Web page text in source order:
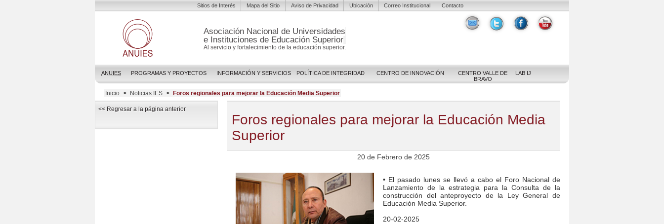
Asociación Nacional de Universidades
e Instituciones de Educación Superior
Al servicio y fortalecimiento de la educación superior.
ANUIES PROGRAMAS Y PROYECTOS INFORMACIÓN Y SERVICIOS POLÍTICA DE INTEGRIDAD CENTRO DE INNOVACIÓN
CENTRO VALLE DE
BRAVO
LAB IJ
Sitios de Interés Mapa del Sitio Aviso de Privacidad Ubicación Correo Institucional Contacto
Inicio > Noticias IES > Foros regionales para mejorar la Educación Media Superior
<< Regresar a la página anterior
Foros regionales para mejorar la Educación Media
Superior
20 de Febrero de 2025
• El pasado lunes se llevó a cabo el Foro Nacional de
Lanzamiento de la estrategia para la Consulta de la
construcción del anteproyecto de la Ley General de
Educación Media Superior.
20-02-2025